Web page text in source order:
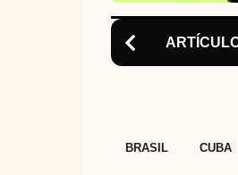
BRASIL CUBA